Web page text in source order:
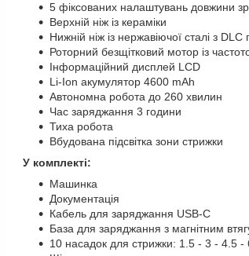
5 фіксованих налаштувань довжини
Верхній ніж із кераміки
Нижній ніж із нержавіючої сталі з DLC
Роторний безщітковий мотор із
Інформаційний дисплей LCD
Li-Ion акумулятор 4600 mAh
Автономна робота до 260 хвилин
Час заряджання 3 години
Тиха робота
Вбудована підсвітка зони стрижки
У комплекті:
Машинка
Документація
Кабель для заряджання USB-C
База для заряджання з магнітним
10 насадок для стрижки: 1.5 - 3 - 4.5